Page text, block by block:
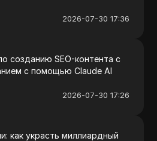
2026-07-30 17:36
созданию SEO-контента с
с помощью Claude AI
2026-07-30 17:26
как украсть миллиардный